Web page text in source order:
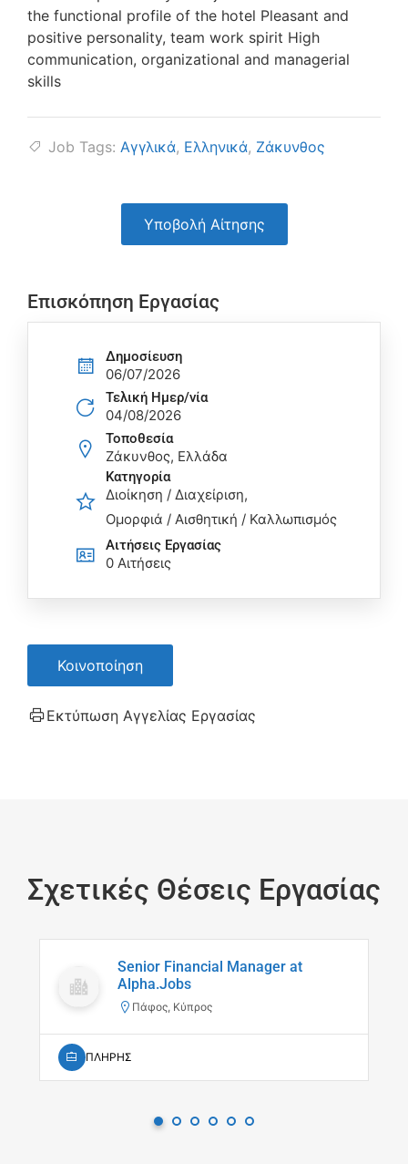
the functional profile of the hotel Pleasant and
positive personality, team work spirit High
communication, organizational and managerial
skills
Job Tags: Αγγλικά, Ελληνικά, Ζάκυνθος
Υποβολή Αίτησης
Επισκόπηση Εργασίας
Δημοσίευση
06/07/2026
Τελική Ημερ/νία
04/08/2026
Τοποθεσία
Ζάκυνθος, Ελλάδα
Κατηγορία
Διοίκηση / Διαχείριση
Ομορφιά / Αισθητική / Καλλωπισμός
Αιτήσεις Eργασίας
0 Αιτήσεις
Κοινοποίηση
Εκτύπωση Αγγελίας Εργασίας
Σχετικές Θέσεις Εργασίας
Senior Financial Manager at
Alpha.Jobs
Πάφος, Κύπρος
ΠΛΗΡΗΣ